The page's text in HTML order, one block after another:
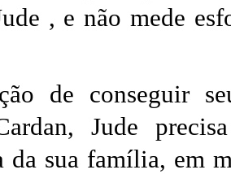
, e não mede
de conseguir
Jude
da sua família, em